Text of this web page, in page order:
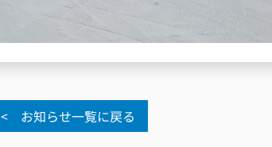
< お知らせ一覧に戻る